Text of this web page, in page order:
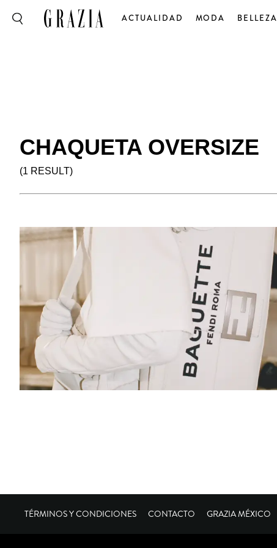
ACTUALIDAD MODA BELLEZA
CHAQUETA OVERSIZE
(1 RESULT)
TÉRMINOS Y CONDICIONES CONTACTO GRAZIA MÉXICO